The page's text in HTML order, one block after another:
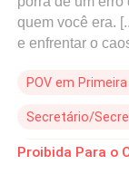
quem você era.
e enfrentar o
Chicago em
Ethan Hayes,
parece oferecer
POV em
Secretário/
Romance no